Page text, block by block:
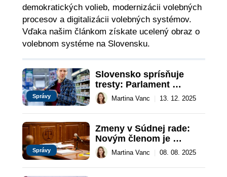
demokratických volieb, modernizácii volebných
procesov a digitalizácii volebných systémov.
Vďaka našim článkom získate ucelený obraz o
volebnom systéme na Slovensku.
Správy
Slovensko sprísňuje
tresty: Parlament
schválil zmeny,
ovplyvnia krádeže aj
voľby
Martina Vanc 13. 12. 2025
Správy
Zmeny v Súdnej rade:
Novým členom je
Vladimír Monok
Martina Vanc 08. 08. 2025